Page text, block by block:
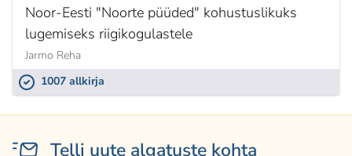
Noor-Eesti "Noorte püüded" kohustuslikuks
lugemiseks riigikogulastele
Jarmo Reha
1007 allkirja
Telli uute algatuste kohta